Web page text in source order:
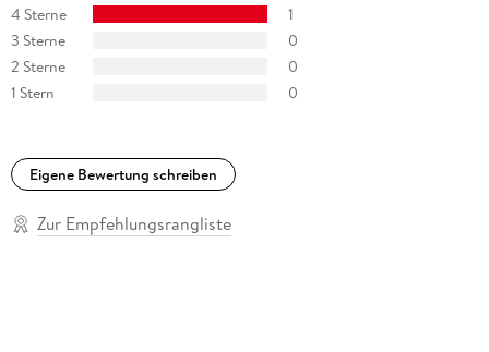
4 Sterne
1
3 Sterne
0
2 Sterne
0
1 Stern
0
Eigene Bewertung schreiben
Zur Empfehlungsrangliste